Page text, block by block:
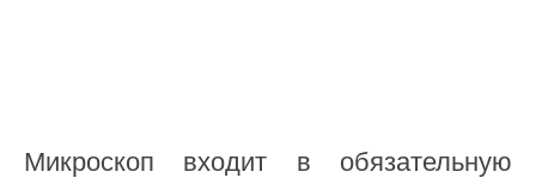
Микроскоп входит в обязательную